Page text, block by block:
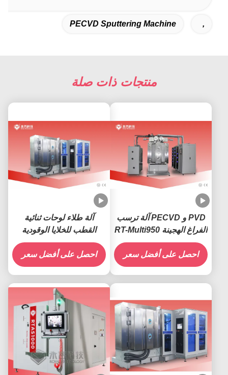
PECVD Sputtering Machine
منتجات ذات صلة
PVD و PECVD آلة ترسب
الفراغ الهجينة RT-Multi950
احصل على أفضل سعر
آلة طلاء لوحات ثنائية
القطب للخلايا الوقودية
الهيدروجينية
احصل على أفضل سعر